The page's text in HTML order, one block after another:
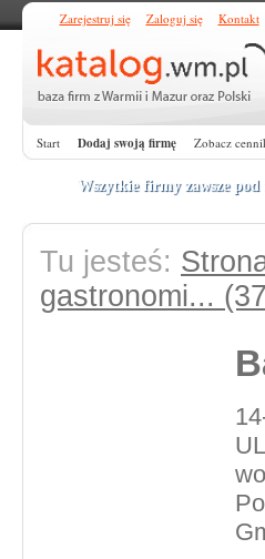
Zarejestruj się Zaloguj się Kontakt
Start Dodaj swoją firmę Zobacz
Wszytkie firmy zawsze
Tu jesteś:
gastronomi...